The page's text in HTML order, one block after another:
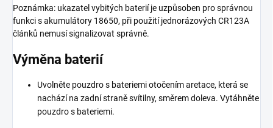
Poznámka: ukazatel vybitých baterií je uzpůsoben pro správnou
funkci s akumulátory 18650, při použití jednorázových CR123A
článků nemusí signalizovat správně.
Výměna baterií
Uvolněte pouzdro s bateriemi otočením aretace, která se
nachází na zadní straně svítilny, směrem doleva. Vytáhněte
pouzdro s bateriemi.